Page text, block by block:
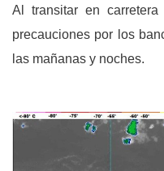
Al transitar en
precauciones por los
las mañanas y noches.